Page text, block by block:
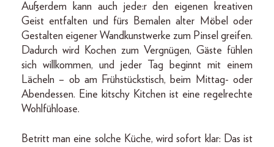
Außerdem kann auch jede:r den eigenen kreativen
Geist entfalten und fürs Bemalen alter Möbel oder
Gestalten eigener Wandkunstwerke zum Pinsel greifen.
Dadurch wird Kochen zum Vergnügen, Gäste fühlen
sich willkommen, und jeder Tag beginnt mit einem
Lächeln – ob am Frühstückstisch, beim Mittag- oder
Abendessen. Eine kitschy Kitchen ist eine regelrechte
Wohlfühloase.
Betritt man eine solche Küche, wird sofort klar: Das ist